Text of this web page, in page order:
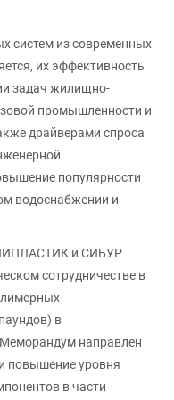
систем из современных
их эффективность
задач жилищно-
промышленности и
драйверами спроса
популярности
водоснабжении и
и СИБУР
сотрудничестве в
в
направлен
повышение уровня
в части